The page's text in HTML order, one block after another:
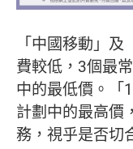
「中國移動」
費較低，3個最
中的最低價。「
計劃中的最高價
務，視乎是否切